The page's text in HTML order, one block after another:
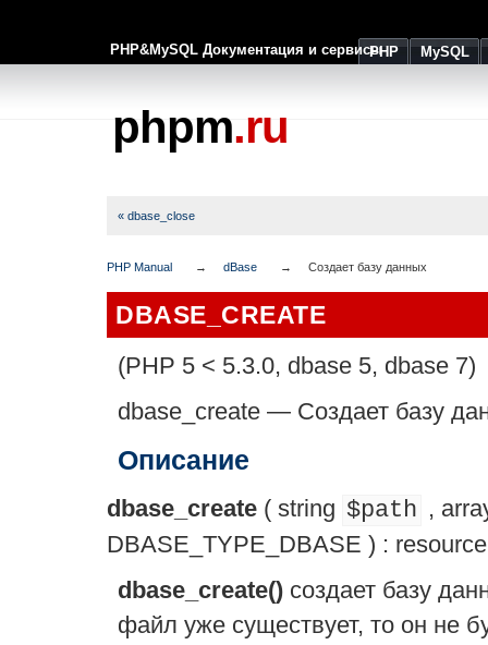
PHP&MySQL Документация и сервисыPHP MySQL
phpm.ru
« dbase_close
PHP Manual dBase Создает базу данных
DBASE_CREATE
(PHP 5 < 5.3.0, dbase 5, dbase 7)
dbase_create — Создает базу
Описание
dbase_create ( string $path ,
DBASE_TYPE_DBASE ) : resource
dbase_create() создает базу
файл уже существует, то он не